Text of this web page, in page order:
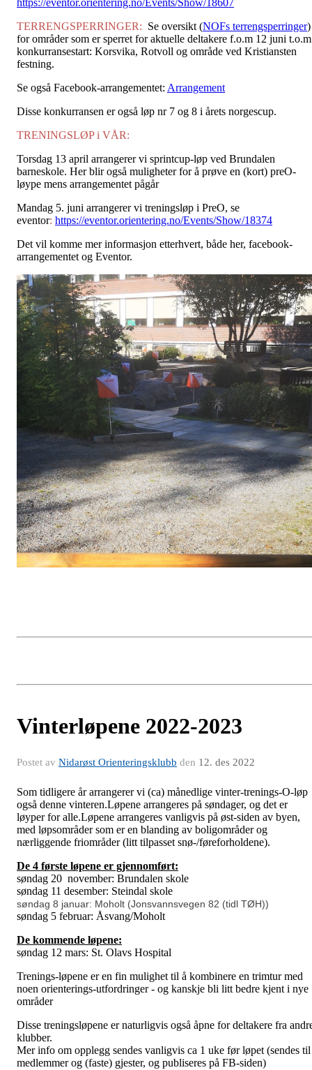
TERRENGSPERRINGER: Se oversikt (NOFs terrengsperringer)
for områder som er sperret for aktuelle deltakere f.o.m 12 juni t.o.m
konkurransestart: Korsvika, Rotvoll og område ved Kristiansten
festning.
Se også Facebook-arrangementet: Arrangement
Disse konkurransen er også løp nr 7 og 8 i årets norgescup.
TRENINGSLØP i VÅR:
Torsdag 13 april arrangerer vi sprintcup-løp ved Brundalen
barneskole. Her blir også muligheter for å prøve en (kort) preO-
løype mens arrangementet pågår
Mandag 5. juni arrangerer vi treningsløp i PreO, se
eventor: https://eventor.orientering.no/Events/Show/18374
Det vil komme mer informasjon etterhvert, både her, facebook-
arrangementet og Eventor.
Vinterløpene 2022-2023
Postet av Nidarøst Orienteringsklubb den 12. des 2022
Som tidligere år arrangerer vi (ca) månedlige vinter-trenings-O-løp
også denne vinteren.Løpene arrangeres på søndager, og det er
løyper for alle.Løpene arrangeres vanligvis på øst-siden av byen,
med løpsområder som er en blanding av boligområder og
nærliggende friområder (litt tilpasset snø-/føreforholdene).
De 4 første løpene er gjennomført:
søndag 20 november: Brundalen skole
søndag 11 desember: Steindal skole
søndag 8 januar: Moholt (Jonsvannsvegen 82 (tidl TØH))
søndag 5 februar: Åsvang/Moholt
De kommende løpene:
søndag 12 mars: St. Olavs Hospital
Trenings-løpene er en fin mulighet til å kombinere en trimtur med
noen orienterings-utfordringer - og kanskje bli litt bedre kjent i nye
områder
Disse treningsløpene er naturligvis også åpne for deltakere fra
klubber.
Mer info om opplegg sendes vanligvis ca 1 uke før løpet (sendes til
medlemmer og (faste) gjester, og publiseres på FB-siden)